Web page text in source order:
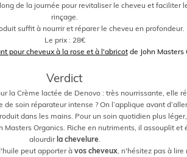
de la journée pour revitaliser le cheveu et faciliter
rinçage.
suffit à nourrir et réparer le cheveu en profondeur.
Le prix : 28€
pour cheveux à la rose et à l'abricotde John Masters
Verdict
la Crème lactée de Denovo : très nourrissante, elle
soin réparateur intense ? On l’applique avant
dans les mains. Pour un soin quotidien plus léger,
Masters Organics. Riche en nutriments, il assouplit et
alourdir la chevelure.
peut apporter à vos cheveux, n'hésitez pas à lire